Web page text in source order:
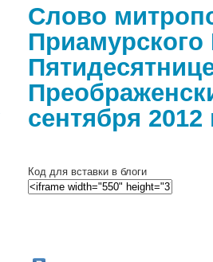
Слово
Приамурского
сентября 2012
Код для вставки в блоги